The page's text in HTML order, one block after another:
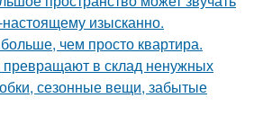
настоящему изысканно.
чем просто квартира.
превращают в склад ненужных
сезонные вещи, забытые